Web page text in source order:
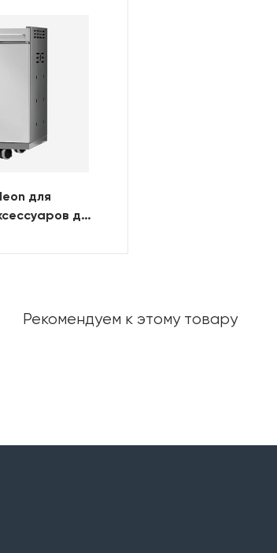
для
для
Рекомендуем к этому товару